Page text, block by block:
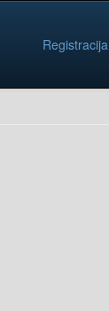
Registracija